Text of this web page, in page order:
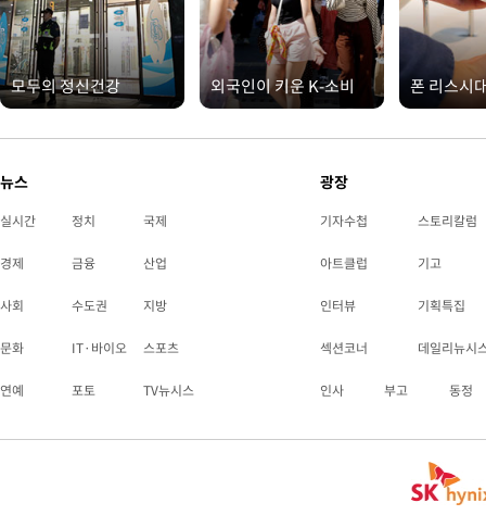
모두의 정신건강 외국인이 키운 K-소비 폰 리스시
뉴스
실시간 정치 국제
경제 금융 산업
사회 수도권 지방
문화 IT·바이오 스포츠
연예 포토 TV뉴시스
광장
기자수첩 스토리칼럼
아트클럽 기고
인터뷰 기획특집
섹션코너 데일리뉴시
인사 부고 동정